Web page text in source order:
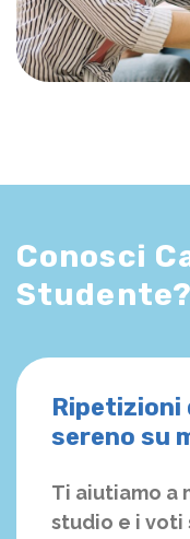
Conosci
Studente?
Ripetizioni
sereno su
Ti aiutiamo a
studio e i voti